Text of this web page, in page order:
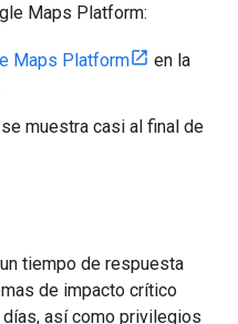
Maps Platform:
Maps Platform
en la
muestra casi al final de
tiempo de respuesta
de impacto crítico
así como privilegios